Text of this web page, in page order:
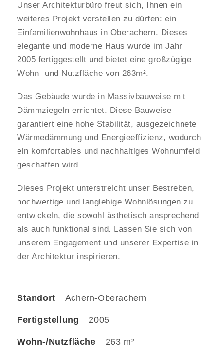
Unser Architekturbüro freut sich, Ihnen ein
weiteres Projekt vorstellen zu dürfen: ein
Einfamilienwohnhaus in Oberachern. Dieses
elegante und moderne Haus wurde im Jahr
2005 fertiggestellt und bietet eine großzügige
Wohn- und Nutzfläche von 263m².
Das Gebäude wurde in Massivbauweise mit
Dämmziegeln errichtet. Diese Bauweise
garantiert eine hohe Stabilität, ausgezeichnete
Wärmedämmung und Energieeffizienz, wodurch
ein komfortables und nachhaltiges Wohnumfeld
geschaffen wird.
Dieses Projekt unterstreicht unser Bestreben,
hochwertige und langlebige Wohnlösungen zu
entwickeln, die sowohl ästhetisch ansprechend
als auch funktional sind. Lassen Sie sich von
unserem Engagement und unserer Expertise in
der Architektur inspirieren.
Standort Achern-Oberachern
Fertigstellung 2005
Wohn-/Nutzfläche 263 m²